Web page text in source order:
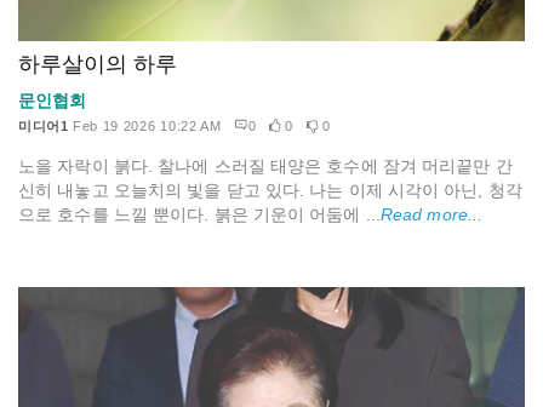
하루살이의 하루
문인협회
미디어1 Feb 19 2026 10:22 AM 0 0 0
노을 자락이 붉다. 찰나에 스러질 태양은 호수에 잠겨 머리끝만 간
신히 내놓고 오늘치의 빛을 닫고 있다. 나는 이제 시각이 아닌, 청각
으로 호수를 느낄 뿐이다. 붉은 기운이 어둠에 ...Read more...